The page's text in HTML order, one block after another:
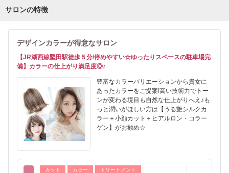
サロンの特徴
デザインカラーが得意なサロン
【JR湖西線堅田駅徒歩５分/停めやすい☆ゆったりスペースの駐車場完
備】カラーの仕上がり満足度◎♪
豊富なカラーバリエーションから貴女に
あったカラーをご提案!高い技術力でトー
ンが変わる境目も自然な仕上がりへえ♪も
っと潤いがほしい方は【うる艶シルクカ
ラー＋小顔カット＋ヒアルロン・コラー
ゲン】がお勧め☆
カット カラー
トリートメント